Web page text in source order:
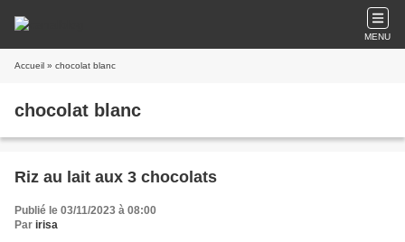
MENU
Accueil » chocolat blanc
chocolat blanc
Riz au lait aux 3 chocolats
Publié le 03/11/2023 à 08:00
Par irisa